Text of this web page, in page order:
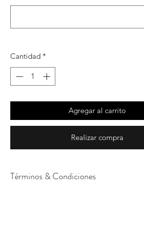
Cantidad *
Agregar al carrito
Realizar compra
Términos & Condiciones